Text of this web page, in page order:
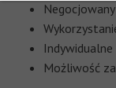
Indywidualne
Możliwość